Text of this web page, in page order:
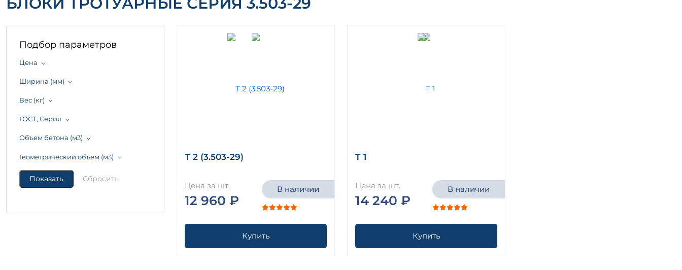
Подбор параметров
Цена
Ширина (мм)
Вес (кг)
ГОСТ, Серия
Объем бетона (м3)
Геометрический объем (м3) Т 2 (3.503-29)
Цена за шт.
12 960 ₽
В наличии
Купить
Т 1
Цена за шт.
14 240 ₽
В наличии
Купить